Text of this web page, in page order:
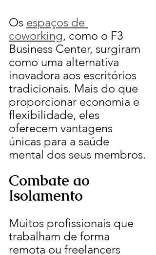
Os espaços de
coworking, como o F3
Business Center, surgiram
como uma alternativa
inovadora aos escritórios
tradicionais. Mais do que
proporcionar economia e
flexibilidade, eles
oferecem vantagens
únicas para a saúde
mental dos seus membros.
Combate ao
Isolamento
Muitos profissionais que
trabalham de forma
remota ou freelancers